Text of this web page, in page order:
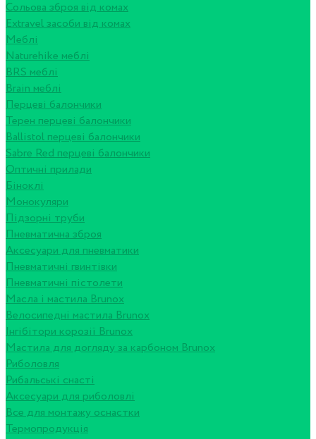
Сольова зброя від комах
Extravel засоби від комах
Меблі
Naturehike меблі
BRS меблі
Brain меблі
Перцеві балончики
Терен перцеві балончики
Ballistol перцеві балончики
Sabre Red перцеві балончики
Оптичні прилади
Біноклі
Монокуляри
Підзорні труби
Пневматична зброя
Аксесуари для пневматики
Пневматичні гвинтівки
Пневматичні пістолети
Масла і мастила Brunox
Велосипедні мастила Brunox
Інгібітори корозії Brunox
Мастила для догляду за карбоном Brunox
Риболовля
Рибальські снасті
Аксесуари для риболовлі
Все для монтажу оснастки
Термопродукція